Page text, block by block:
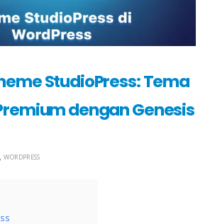
StudioPress: Tema
dengan Genesis
WORDPRESS